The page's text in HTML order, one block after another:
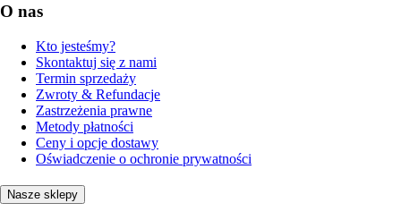
O nas
Kto jesteśmy?
Skontaktuj się z nami
Termin sprzedaży
Zwroty & Refundacje
Zastrzeżenia prawne
Metody płatności
Ceny i opcje dostawy
Oświadczenie o ochronie prywatności
Nasze sklepy